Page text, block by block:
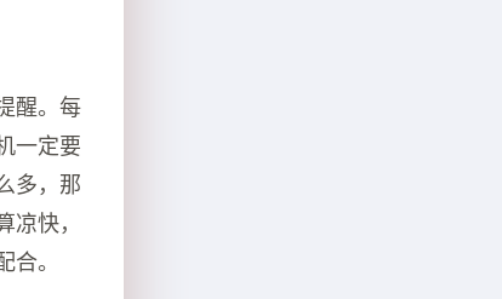
醒。每
一定要
多，那
快，
。